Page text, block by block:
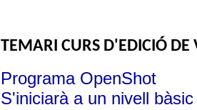
TEMARI CURS D'EDICIÓ DE
Programa OpenShot
S'iniciarà a un nivell